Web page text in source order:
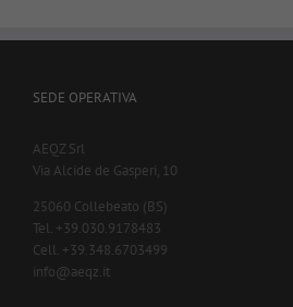
SEDE OPERATIVA
AEQZ Srl
Via Alcide de Gasperi, 10
25060 Collebeato (BS)
Tel. +39.030.9178483
Cell. +39.348.6703499
info@aeqz.it